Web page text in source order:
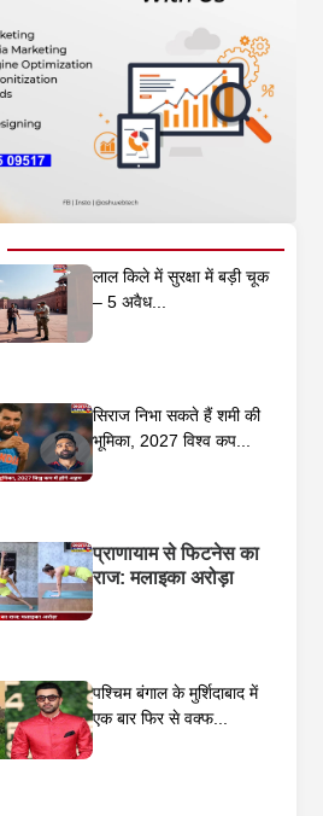
लाल किले में सुरक्षा में बड़ी चूक
– 5 अवैध...
सिराज निभा सकते हैं शमी की
भूमिका, 2027 विश्व कप...
प्राणायाम से फिटनेस का
राज: मलाइका अरोड़ा
पश्चिम बंगाल के मुर्शिदाबाद में
एक बार फिर से वक्फ...